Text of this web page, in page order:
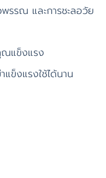
รรณ และการชะลอวัย
แข็งแรง
ข็งแรงใช้ได้นาน